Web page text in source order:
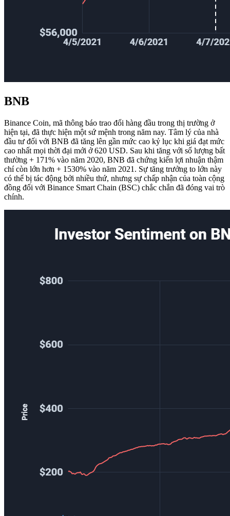
BNB
Binance Coin, mã thông báo trao đổi hàng đầu trong thị trường ở
hiện tại, đã thực hiện một sứ mệnh trong năm nay. Tâm lý của nhà
đầu tư đối với BNB đã tăng lên gần mức cao kỷ lục khi giá đạt mức
cao nhất mọi thời đại mới ở 620 USD. Sau khi tăng với số lượng bất
thường + 171% vào năm 2020, BNB đã chứng kiến ​​lợi nhuận thậm
chí còn lớn hơn + 1530% vào năm 2021. Sự tăng trưởng to lớn này
có thể bị tác động bởi nhiều thứ, nhưng sự chấp nhận của toàn cộng
đồng đối với Binance Smart Chain (BSC) chắc chắn đã đóng vai trò
chính.